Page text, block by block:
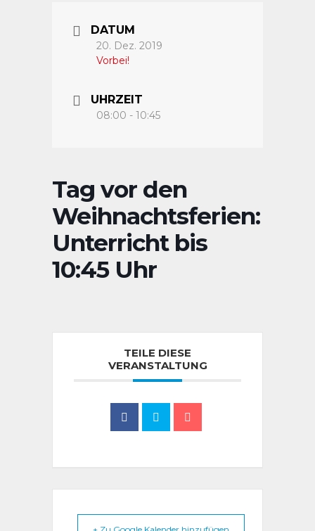
DATUM
20. Dez. 2019
Vorbei!
UHRZEIT
08:00 - 10:45
Tag vor den
Weihnachtsferien:
Unterricht bis
10:45 Uhr
TEILE DIESE
VERANSTALTUNG